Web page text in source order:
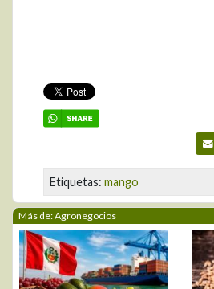
Etiquetas: mango
Más de: Agronegocios